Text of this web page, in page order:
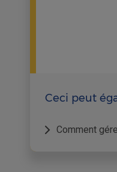
Ceci peut
Comment